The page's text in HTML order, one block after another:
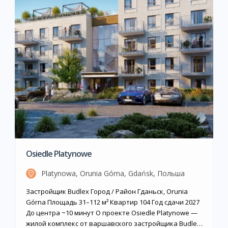
Osiedle Platynowe
Platynowa, Orunia Górna, Gdańsk, Польша
Застройщик Budlex Город / Район Гданьск, Orunia
Górna Площадь 31–112 м² Квартир 104 Год сдачи 2027
До центра ~10 минут О проекте Osiedle Platynowe —
жилой комплекс от варшавского застройщика Budlex,